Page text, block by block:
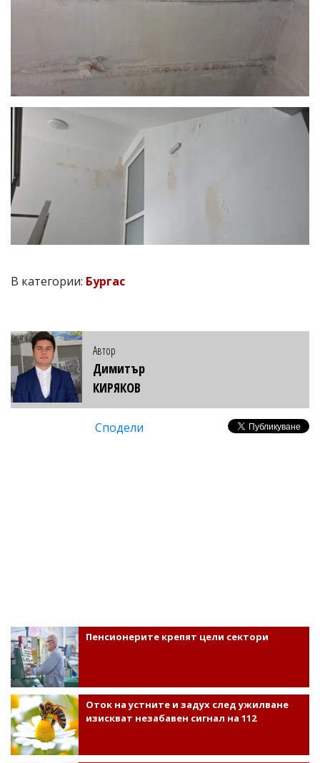
В категории: Бургас
Автор
Димитър
КИРЯКОВ
Сподели
Пенсионерите крепят цели сектори
Оток на устните и задух след ужилване
изискват незабавен сигнал на 112